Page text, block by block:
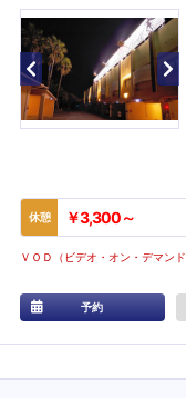
休憩 ￥3,300～
ＶＯＤ（ビデオ・オン・デマン
予約